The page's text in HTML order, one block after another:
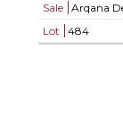
Sale
Arqana
Lot
484